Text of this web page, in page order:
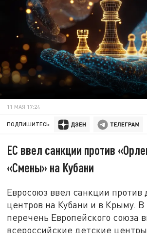
11 МАЯ 17:24
ПОДПИШИТЕСЬ:
ЕС ввел санкции против
«Смены» на Кубани
Евросоюз ввел санкции против
центров на Кубани и в Крыму.
перечень Европейского союза
всероссийские детские